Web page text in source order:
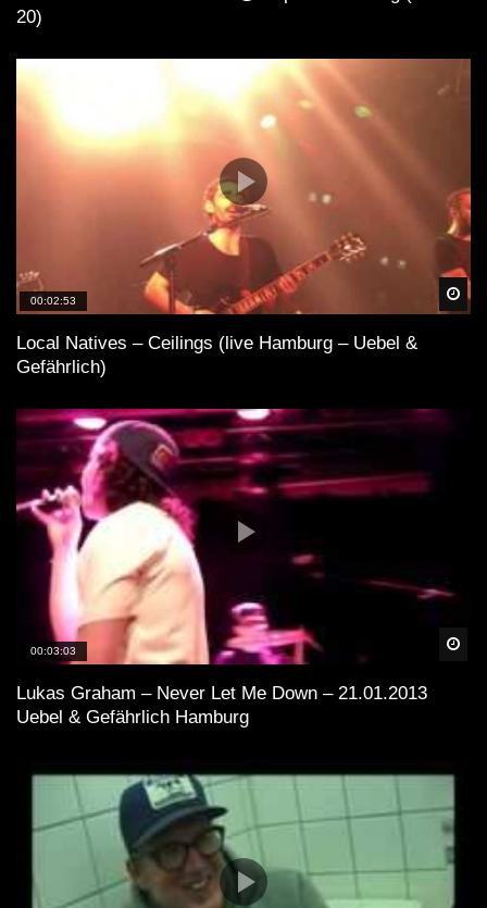
20)
00:02:53
Local Natives – Ceilings (live Hamburg – Uebel &
Gefährlich)
00:03:03
Lukas Graham – Never Let Me Down – 21.01.2013
Uebel & Gefährlich Hamburg